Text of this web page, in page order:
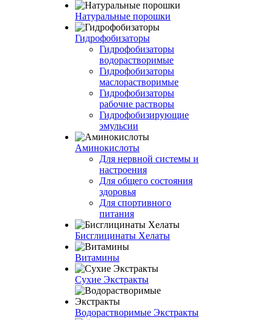
Натуральные порошки
Гидрофобизаторы
Гидрофобизаторы
водорастворимые
Гидрофобизаторы
маслорастворимые
Гидрофобизаторы
рабочие растворы
Гидрофобизирующие
эмульсии
Аминокислоты
Для нервной системы и
настроения
Для общего состояния
здоровья
Для спортивного
питания
Бисглицинаты Хелаты
Витамины
Сухие Экстракты
Водорастворимые Экстракты